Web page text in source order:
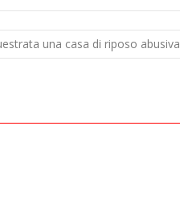
una casa di riposo abusiva